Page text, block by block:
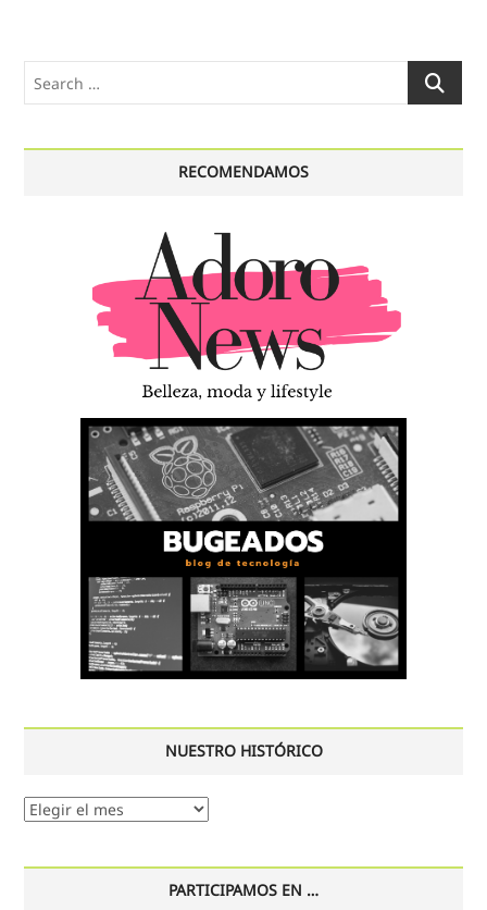
Search
…
RECOMENDAMOS
NUESTRO HISTÓRICO
Nuestro
PARTICIPAMOS EN …